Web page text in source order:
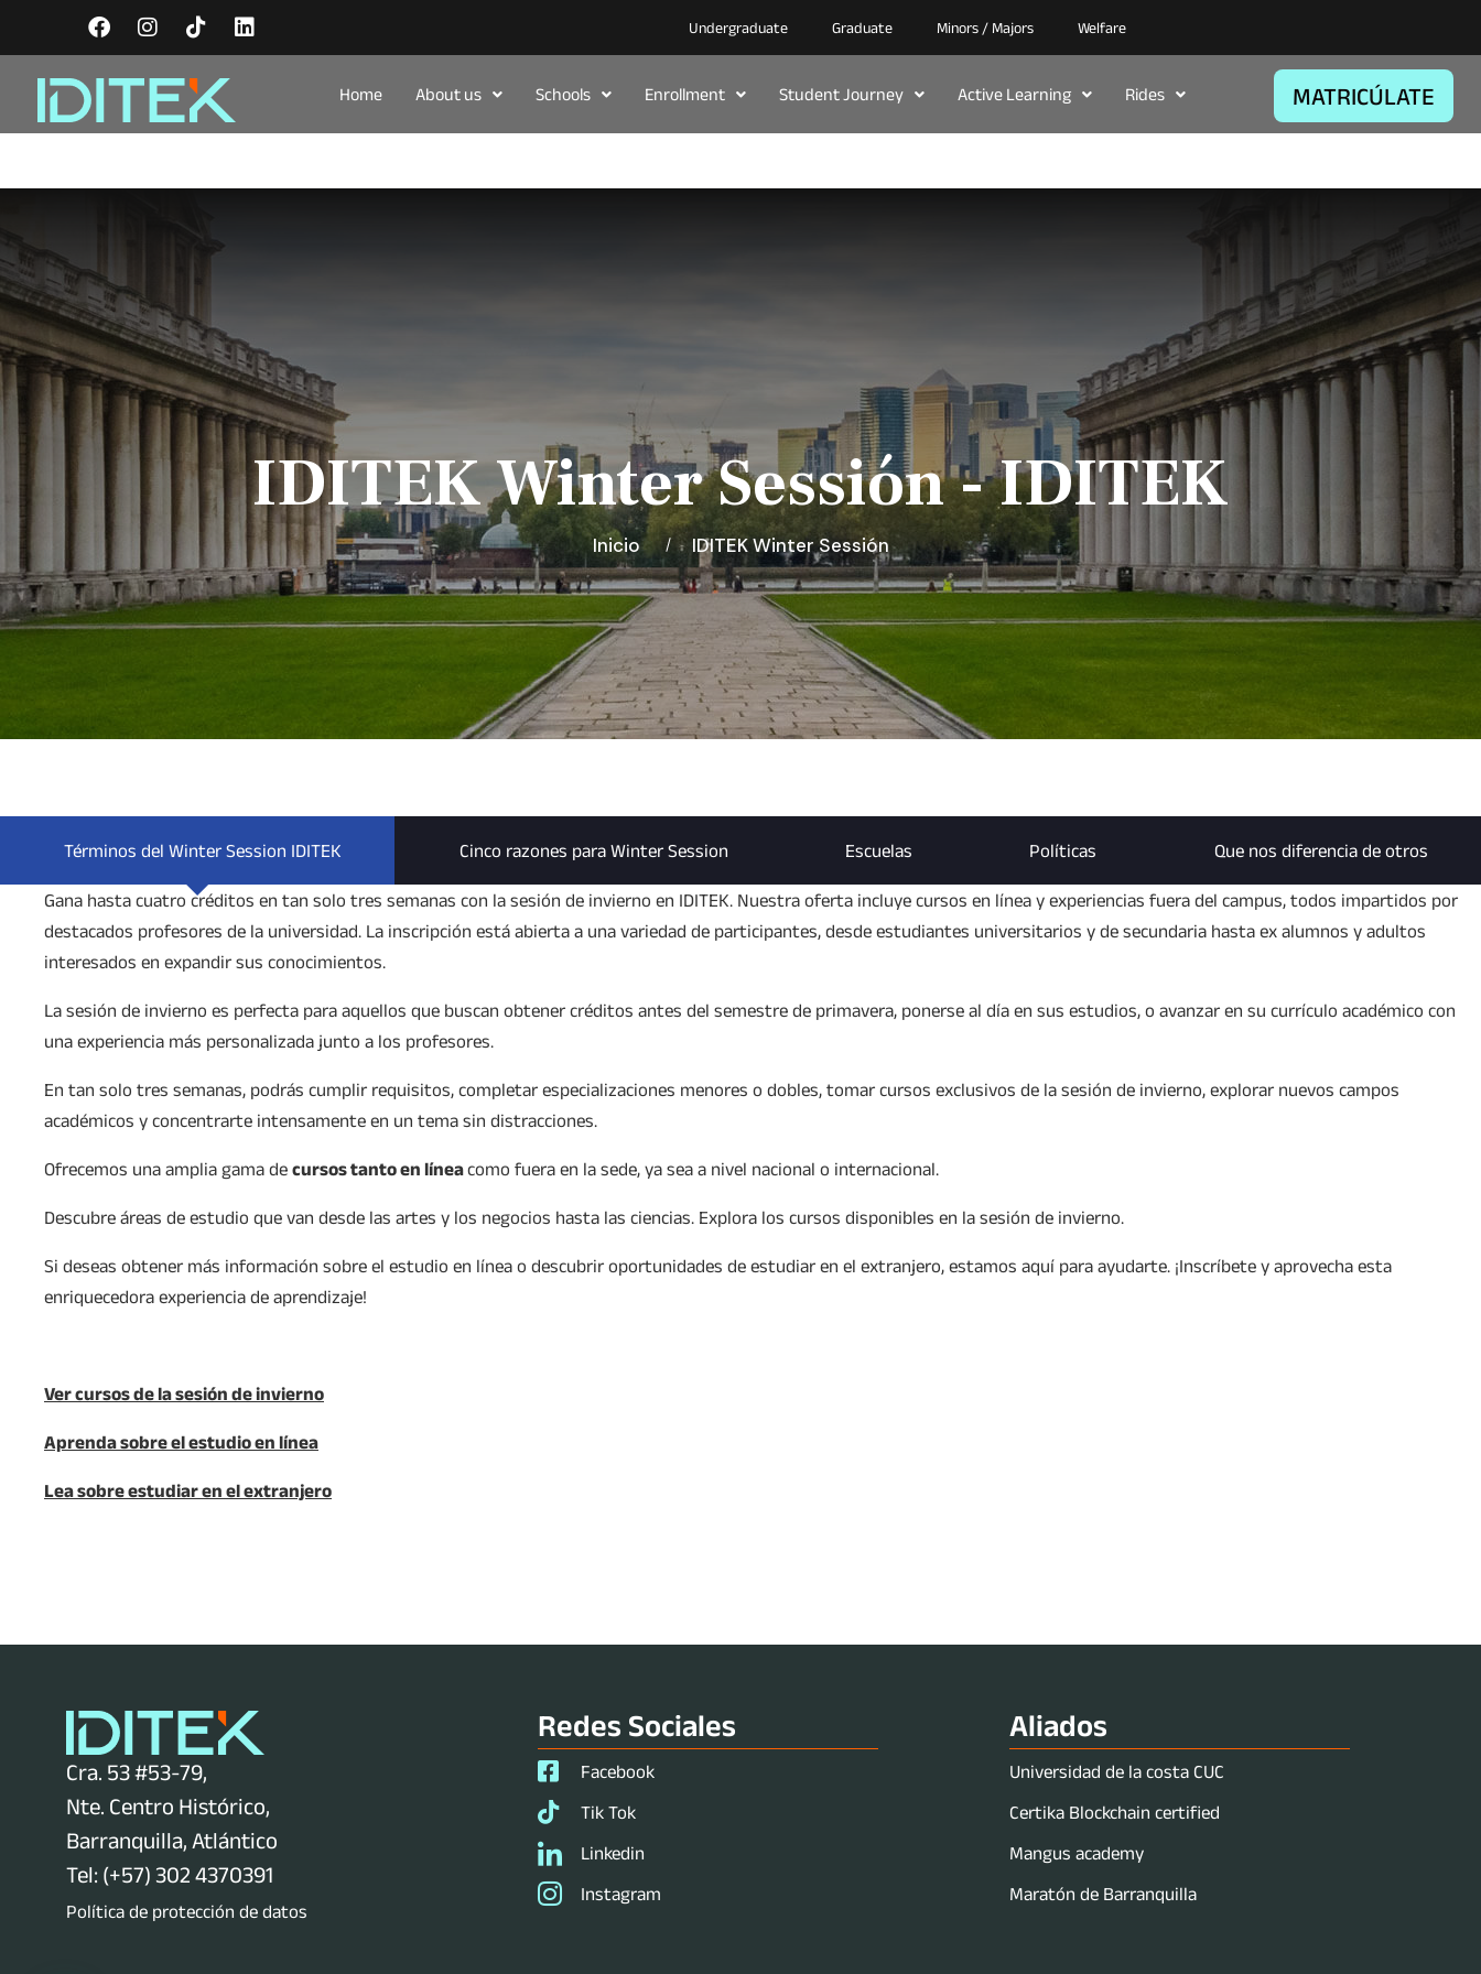
Undergraduate Graduate Minors / Majors Welfare
Home About us Schools Enrollment Student Journey Active Learning Rides MATRICÚLATE
IDITEK Winter Sessión - IDITEK
Inicio IDITEK Winter Sessión
Términos del Winter Session IDITEK Cinco razones para Winter Session Escuelas Políticas Que nos diferencia de otros
Gana hasta cuatro créditos en tan solo tres semanas con la sesión de invierno en IDITEK. Nuestra oferta incluye cursos en línea y experiencias fuera del campus, todos impartidos por
destacados profesores de la universidad. La inscripción está abierta a una variedad de participantes, desde estudiantes universitarios y de secundaria hasta ex alumnos y adultos
interesados en expandir sus conocimientos.
La sesión de invierno es perfecta para aquellos que buscan obtener créditos antes del semestre de primavera, ponerse al día en sus estudios, o avanzar en su currículo académico con
una experiencia más personalizada junto a los profesores.
En tan solo tres semanas, podrás cumplir requisitos, completar especializaciones menores o dobles, tomar cursos exclusivos de la sesión de invierno, explorar nuevos campos
académicos y concentrarte intensamente en un tema sin distracciones.
Ofrecemos una amplia gama de cursos tanto en líneacomo fuera en la sede, ya sea a nivel nacional o internacional.
Descubre áreas de estudio que van desde las artes y los negocios hasta las ciencias. Explora los cursos disponibles en la sesión de invierno.
Si deseas obtener más información sobre el estudio en línea o descubrir oportunidades de estudiar en el extranjero, estamos aquí para ayudarte. ¡Inscríbete y aprovecha esta
enriquecedora experiencia de aprendizaje!
Ver cursos de la sesión de invierno
Aprenda sobre el estudio en línea
Lea sobre estudiar en el extranjero
Cra. 53 #53-79,
Nte. Centro Histórico,
Barranquilla, Atlántico
Tel: (+57) 302 4370391
Política de protección de datos
Redes Sociales
Facebook
Tik Tok
Linkedin
Instagram
Aliados
Universidad de la costa CUC
Certika Blockchain certified
Mangus academy
Maratón de Barranquilla